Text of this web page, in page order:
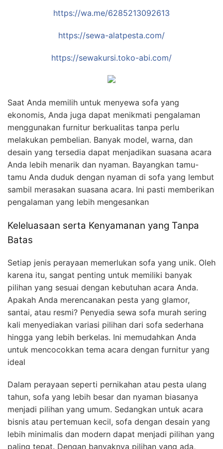
https://wa.me/6285213092613
https://sewa-alatpesta.com/
https://sewakursi.toko-abi.com/
Saat Anda memilih untuk menyewa sofa yang
ekonomis, Anda juga dapat menikmati pengalaman
menggunakan furnitur berkualitas tanpa perlu
melakukan pembelian. Banyak model, warna, dan
desain yang tersedia dapat menjadikan suasana acara
Anda lebih menarik dan nyaman. Bayangkan tamu-
tamu Anda duduk dengan nyaman di sofa yang lembut
sambil merasakan suasana acara. Ini pasti memberikan
pengalaman yang lebih mengesankan
Keleluasaan serta Kenyamanan yang Tanpa
Batas
Setiap jenis perayaan memerlukan sofa yang unik. Oleh
karena itu, sangat penting untuk memiliki banyak
pilihan yang sesuai dengan kebutuhan acara Anda.
Apakah Anda merencanakan pesta yang glamor,
santai, atau resmi? Penyedia sewa sofa murah sering
kali menyediakan variasi pilihan dari sofa sederhana
hingga yang lebih berkelas. Ini memudahkan Anda
untuk mencocokkan tema acara dengan furnitur yang
ideal
Dalam perayaan seperti pernikahan atau pesta ulang
tahun, sofa yang lebih besar dan nyaman biasanya
menjadi pilihan yang umum. Sedangkan untuk acara
bisnis atau pertemuan kecil, sofa dengan desain yang
lebih minimalis dan modern dapat menjadi pilihan yang
paling tepat. Dengan banyaknya pilihan yang ada,